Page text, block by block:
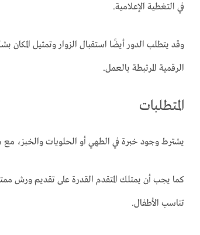
في التغطية الإعلامية.
وقد يتطلب الدور أيضًا استقبال الزوار وتمثيل المكان
الرقمية المرتبطة بالعمل.
المتطلبات
يشترط وجود خبرة في الطهي أو الحلويات والخبز، مع
كما يجب أن يمتلك المتقدم القدرة على تقديم ورش
تناسب الأطفال.